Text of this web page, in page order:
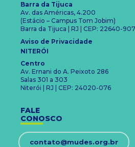
Barra da Tijuca
Av. das Américas, 4.200
(Estácio – Campus Tom Jobim)
Barra da Tijuca | RJ | CEP: 22640-907
Aviso de Privacidade
NITERÓI
Centro
Av. Ernani do A. Peixoto 286
Salas 301 a 303
Niterói | RJ | CEP: 24020-076
FALE
CONOSCO
contato@mudes.org.br